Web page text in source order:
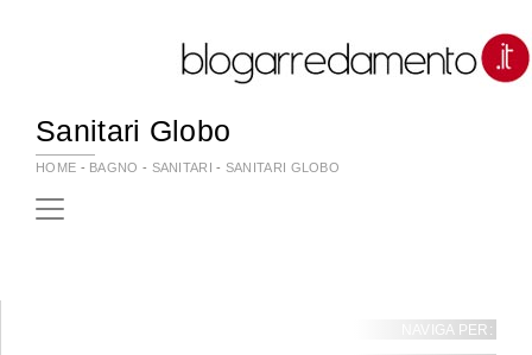
Sanitari Globo
HOME - BAGNO - SANITARI - SANITARI GLOBO
NAVIGA PER: